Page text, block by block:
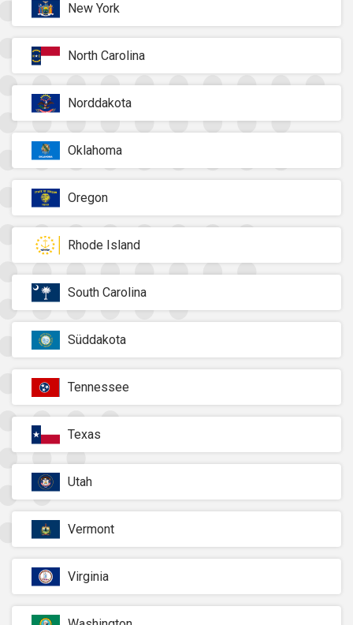
New York
North Carolina
Norddakota
Oklahoma
Oregon
Rhode Island
South Carolina
Süddakota
Tennessee
Texas
Utah
Vermont
Virginia